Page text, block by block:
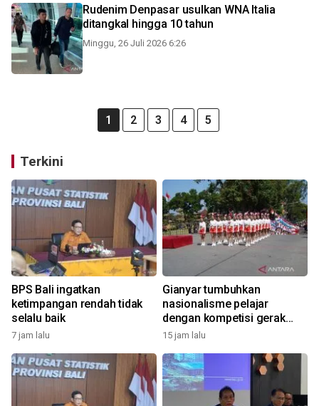
Rudenim Denpasar usulkan WNA Italia
ditangkal hingga 10 tahun
Minggu, 26 Juli 2026 6:26
1 2 3 4 5
Terkini
BPS Bali ingatkan
ketimpangan rendah tidak
selalu baik
7 jam lalu
Gianyar tumbuhkan
nasionalisme pelajar
dengan kompetisi gerak
jalan
15 jam lalu